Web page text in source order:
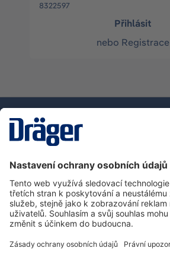
8322597
Přihlásit
nebo Registrace
Zákaznická infolinka
O společnosti Dräger
Informace